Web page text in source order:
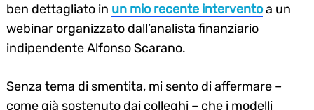
ben dettagliato in un mio recente interventoa un
webinar organizzato dall’analista finanziario
indipendente Alfonso Scarano.
Senza tema di smentita, mi sento di affermare –
come già sostenuto dai colleghi – che i modelli